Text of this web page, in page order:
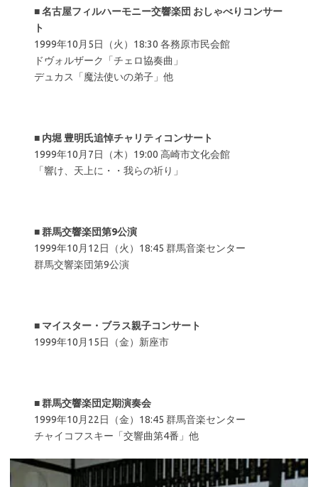
■名古屋フィルハーモニー交響楽団 おしゃべりコンサー
ト
1999年10月5日（火）18:30 各務原市民会館
ドヴォルザーク「チェロ協奏曲」
デュカス「魔法使いの弟子」他
■内堀 豊明氏追悼チャリティコンサート
1999年10月7日（木）19:00 高崎市文化会館
「響け、天上に・・我らの祈り」
■群馬交響楽団第9公演
1999年10月12日（火）18:45 群馬音楽センター
群馬交響楽団第9公演
■ マイスター・ブラス親子コンサート
1999年10月15日（金）新座市
■群馬交響楽団定期演奏会
1999年10月22日（金）18:45 群馬音楽センター
チャイコフスキー「交響曲第4番」他